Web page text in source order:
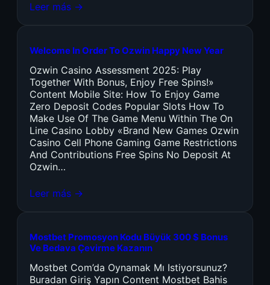
Leer más →
Welcome In Order To Ozwin Happy New Year
Ozwin Casino Assessment 2025: Play
Together With Bonus, Enjoy Free Spins!»
Content Mobile Site: How To Enjoy Game
Zero Deposit Codes Popular Slots How To
Make Use Of The Game Menu Within The On
Line Casino Lobby «Brand New Games Ozwin
Casino Cell Phone Gaming Game Restrictions
And Contributions Free Spins No Deposit At
Ozwin…
Leer más →
Mostbet Promosyon Kodu Büyük 300 $ Bonus
Ve Bedava Çevirme Kazanın
Mostbet Com’da Oynamak Mı Istiyorsunuz?
Buradan Giriş Yapın Content Mostbet Bahis